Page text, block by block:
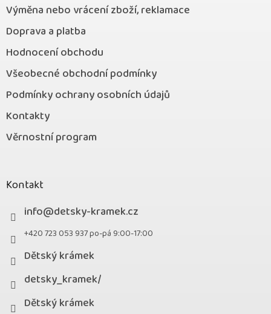
Výměna nebo vrácení zboží, reklamace
Doprava a platba
Hodnocení obchodu
Všeobecné obchodní podmínky
Podmínky ochrany osobních údajů
Kontakty
Věrnostní program
Kontakt
info@detsky-kramek.cz
+420 723 053 937 po-pá 9:00-17:00
Dětský krámek
detsky_kramek/
Dětský krámek